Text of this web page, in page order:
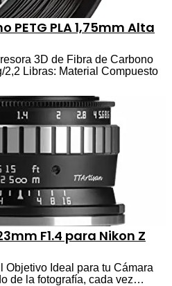
PETG PLA 1,75mm Alta
3D de Fibra de Carbono
2,2 Libras: Material Compuesto
F1.4 para Nikon Z
Objetivo Ideal para tu Cámara
de la fotografía, cada vez…